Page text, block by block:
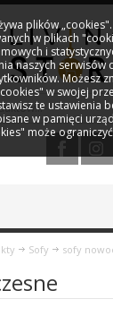
Sofy sofy
plików
w plikach
i
naszych serwisów
Możesz
w swojej
te ustawienia
w pamięci
może